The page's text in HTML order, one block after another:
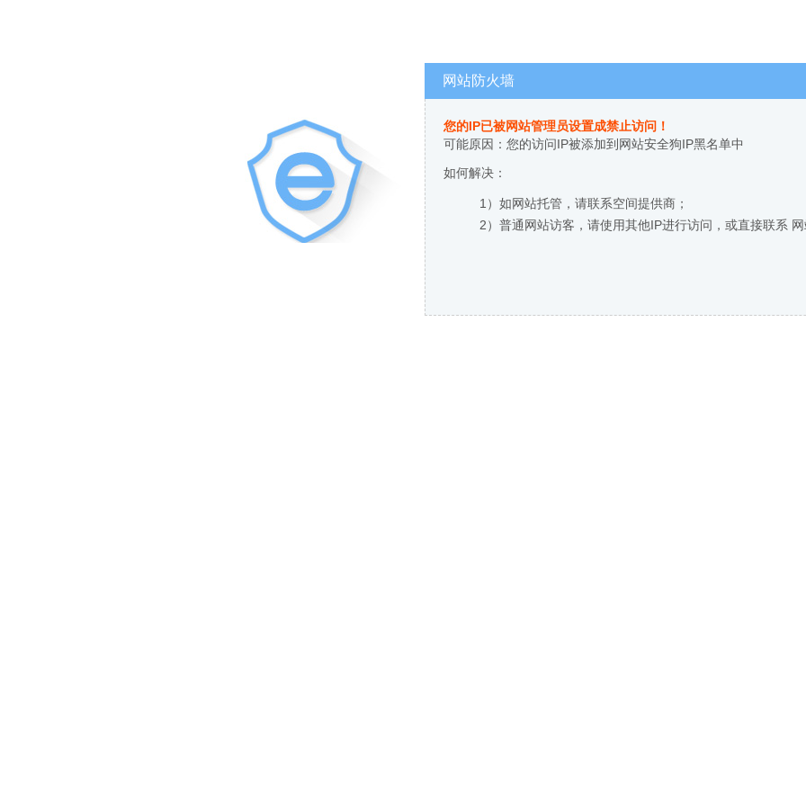
网站防火墙
您的IP已被网站管理员设置成禁止访问！
可能原因：您的访问IP被添加到网站安全狗IP黑名单中
如何解决：
1）如网站托管，请联系空间提供商；
2）普通网站访客，请使用其他IP进行访问，或直接联系 网